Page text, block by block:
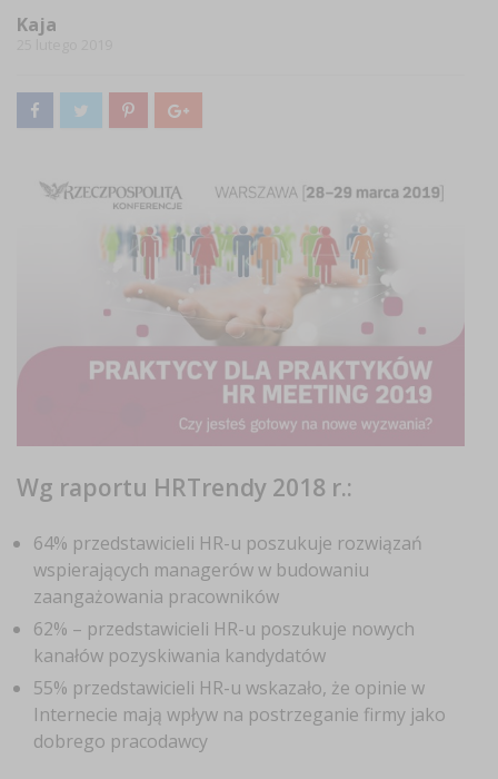
Kaja
Wg raportu HRTrendy 2018 r.:
64% przedstawicieli HR-u poszukuje rozwiązań
wspierających managerów w budowaniu
zaangażowania pracowników
62% – przedstawicieli HR-u poszukuje nowych
kanałów pozyskiwania kandydatów
55% przedstawicieli HR-u wskazało, że opinie w
Internecie mają wpływ na postrzeganie firmy jako
dobrego pracodawcy